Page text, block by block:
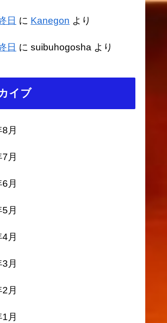
日 に Kanegon より
日 に suibuhogosha より
イブ
月
月
月
月
月
月
月
月